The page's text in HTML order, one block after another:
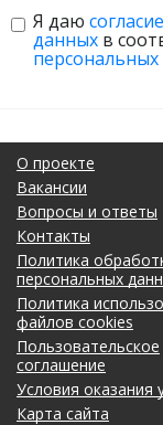
Я даю
данных в
О проекте
Вакансии
Вопросы и ответы
Контакты
Политика
персональных
Политика
файлов cookies
Пользовательское
соглашение
Условия оказания
Карта сайта